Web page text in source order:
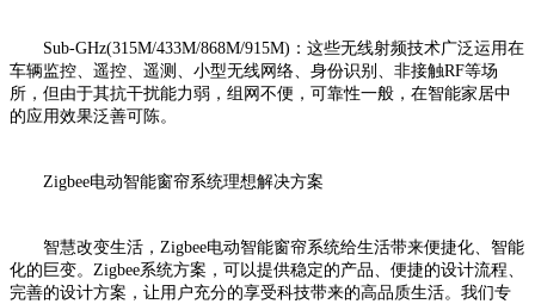
Sub-GHz(315M/433M/868M/915M)：这些无线射频技术广泛运用在
车辆监控、遥控、遥测、小型无线网络、身份识别、非接触RF等场
所，但由于其抗干扰能力弱，组网不便，可靠性一般，在智能家居中
的应用效果泛善可陈。
Zigbee电动智能窗帘系统理想解决方案
智慧改变生活，Zigbee电动智能窗帘系统给生活带来便捷化、智能
化的巨变。Zigbee系统方案，可以提供稳定的产品、便捷的设计流程、
完善的设计方案，让用户充分的享受科技带来的高品质生活。我们专